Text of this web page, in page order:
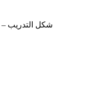
شكل التدريب –